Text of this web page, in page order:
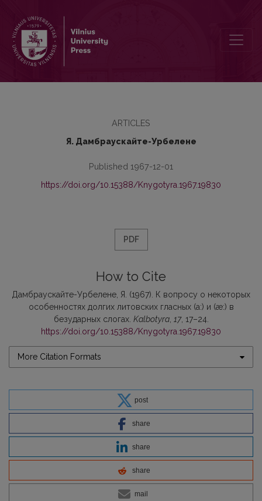
ARTICLES
Я. Дамбраускайте-Урбелене
Published 1967-12-01
https://doi.org/10.15388/Knygotyra.1967.19830
PDF
How to Cite
Дамбраускайте-Урбелене, Я. (1967). К вопросу о некоторых
особенностях долгих литовских гласных (а:) и (æ:) в
безударных слогах. Kalbotyra, 17, 17–24.
https://doi.org/10.15388/Knygotyra.1967.19830
More Citation Formats
post
share
share
share
mail